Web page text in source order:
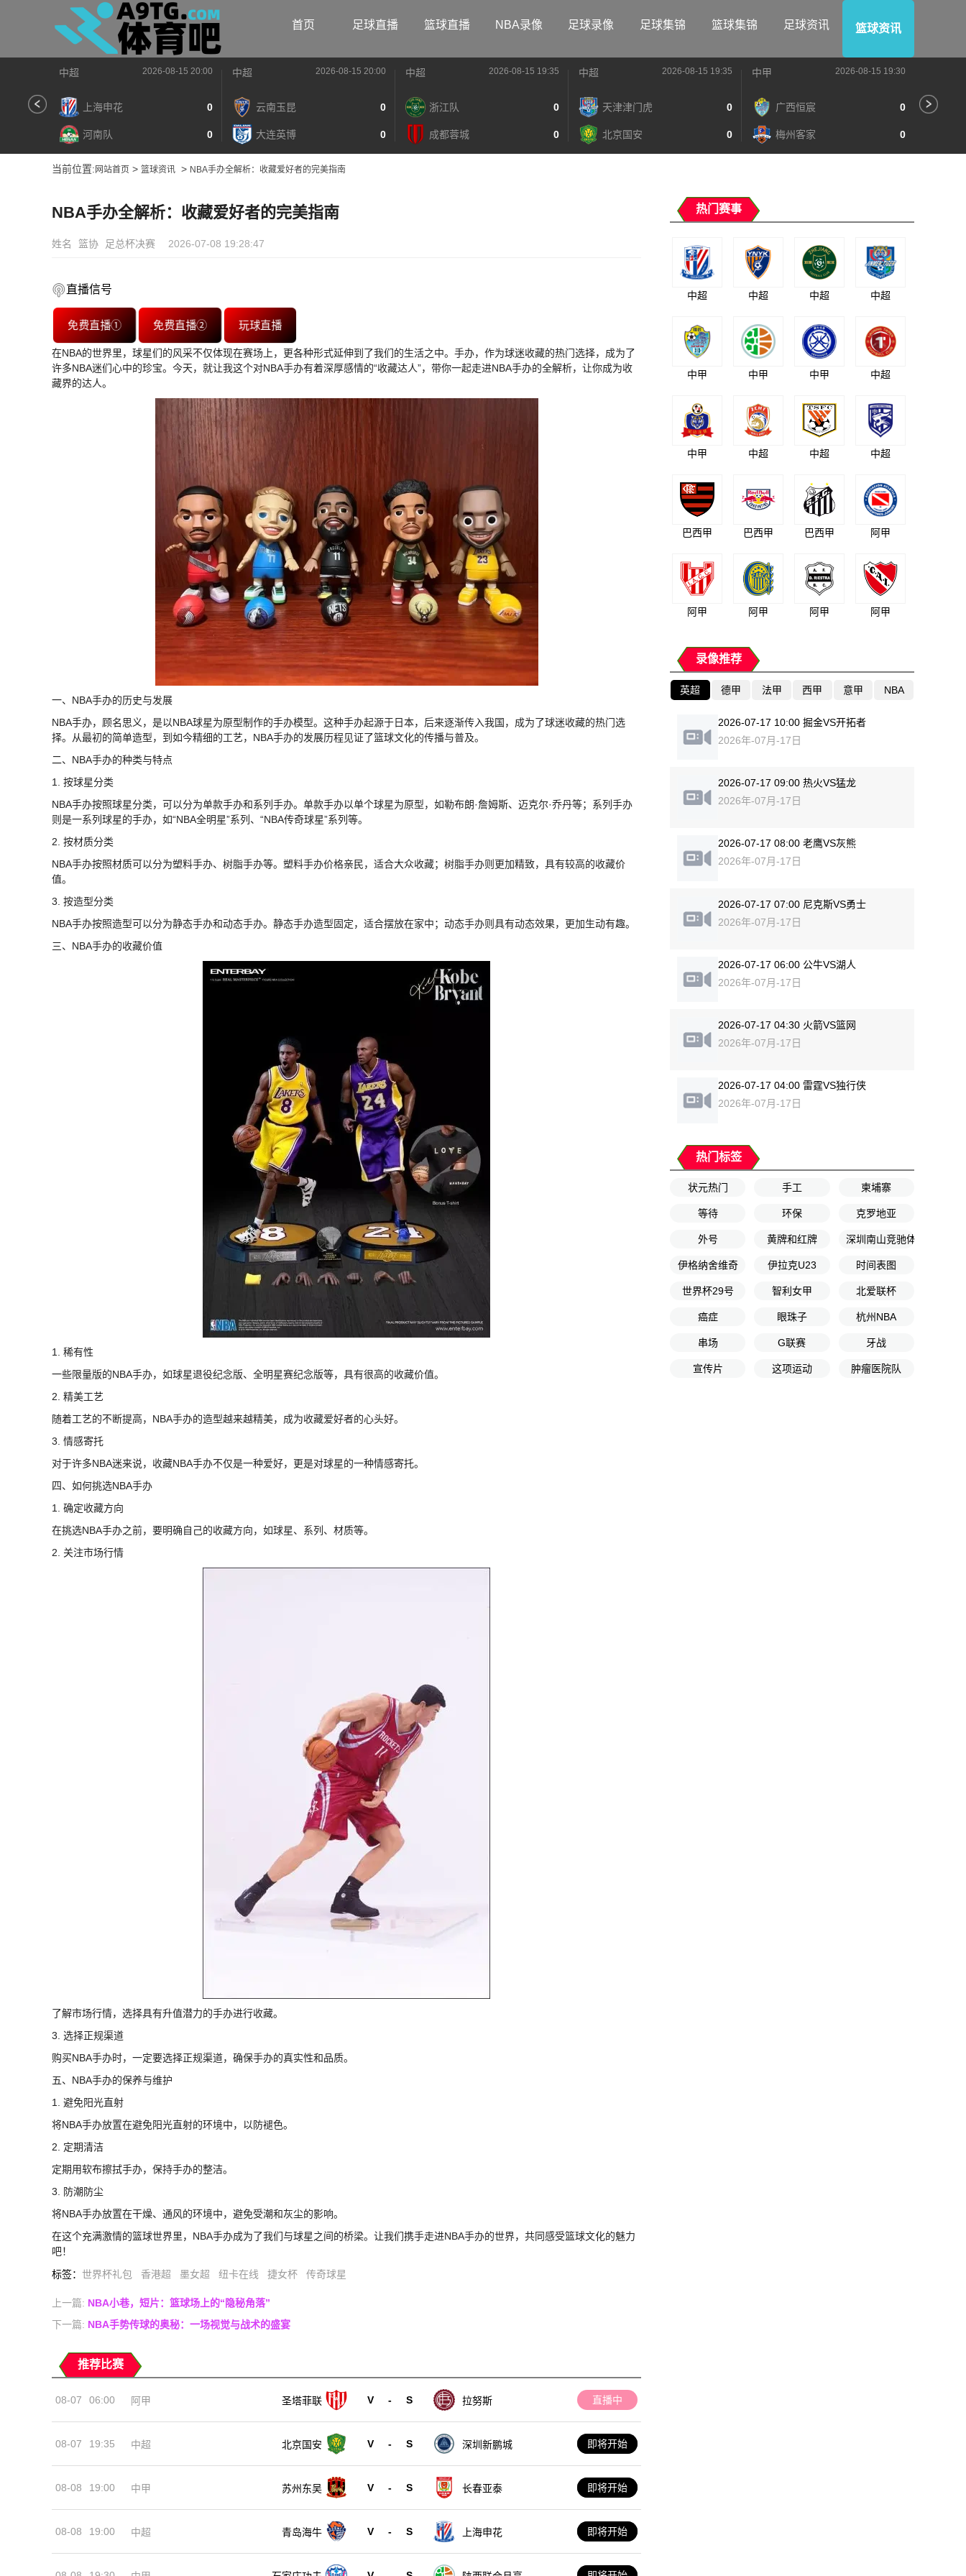
首页 足球直播 篮球直播 NBA录像 足球录像 足球集锦 篮球集锦 足球资讯 篮球资讯
中超 2026-08-15 20:00
上海申花 0
河南队 0
中超 2026-08-15 20:00
云南玉昆 0
大连英博 0
中超 2026-08-15 19:35
浙江队 0
成都蓉城 0
中超 2026-08-15 19:35
天津津门虎 0
北京国安 0
中甲 2026-08-15 19:30
广西恒宸 0
梅州客家 0
当前位置: 网站首页 > 篮球资讯 > NBA手办全解析：收藏爱好者的完美指南
NBA手办全解析：收藏爱好者的完美指南
姓名 篮协 足总杯决赛 2026-07-08 19:28:47
直播信号
免费直播① 免费直播② 玩球直播
在NBA的世界里，球星们的风采不仅体现在赛场上，更各种形式延伸到了我们的生活之中。手办，作为球迷收藏的热门选择，成为了
许多NBA迷们心中的珍宝。今天，就让我这个对NBA手办有着深厚感情的“收藏达人”，带你一起走进NBA手办的全解析，让你成为收
藏界的达人。
一、NBA手办的历史与发展
NBA手办，顾名思义，是以NBA球星为原型制作的手办模型。这种手办起源于日本，后来逐渐传入我国，成为了球迷收藏的热门选
择。从最初的简单造型，到如今精细的工艺，NBA手办的发展历程见证了篮球文化的传播与普及。
二、NBA手办的种类与特点
1. 按球星分类
NBA手办按照球星分类，可以分为单款手办和系列手办。单款手办以单个球星为原型，如勒布朗·詹姆斯、迈克尔·乔丹等；系列手办
则是一系列球星的手办，如“NBA全明星”系列、“NBA传奇球星”系列等。
2. 按材质分类
NBA手办按照材质可以分为塑料手办、树脂手办等。塑料手办价格亲民，适合大众收藏；树脂手办则更加精致，具有较高的收藏价
值。
3. 按造型分类
NBA手办按照造型可以分为静态手办和动态手办。静态手办造型固定，适合摆放在家中；动态手办则具有动态效果，更加生动有趣。
三、NBA手办的收藏价值
1. 稀有性
一些限量版的NBA手办，如球星退役纪念版、全明星赛纪念版等，具有很高的收藏价值。
2. 精美工艺
随着工艺的不断提高，NBA手办的造型越来越精美，成为收藏爱好者的心头好。
3. 情感寄托
对于许多NBA迷来说，收藏NBA手办不仅是一种爱好，更是对球星的一种情感寄托。
四、如何挑选NBA手办
1. 确定收藏方向
在挑选NBA手办之前，要明确自己的收藏方向，如球星、系列、材质等。
2. 关注市场行情
了解市场行情，选择具有升值潜力的手办进行收藏。
3. 选择正规渠道
购买NBA手办时，一定要选择正规渠道，确保手办的真实性和品质。
五、NBA手办的保养与维护
1. 避免阳光直射
将NBA手办放置在避免阳光直射的环境中，以防褪色。
2. 定期清洁
定期用软布擦拭手办，保持手办的整洁。
3. 防潮防尘
将NBA手办放置在干燥、通风的环境中，避免受潮和灰尘的影响。
在这个充满激情的篮球世界里，NBA手办成为了我们与球星之间的桥梁。让我们携手走进NBA手办的世界，共同感受篮球文化的魅力
吧！
标签： 世界杯礼包 香港超 墨女超 纽卡在线 捷女杯 传奇球星
上一篇: NBA小巷，短片：篮球场上的“隐秘角落”
下一篇: NBA手势传球的奥秘：一场视觉与战术的盛宴
推荐比赛
08-07 06:00 阿甲 圣塔菲联 V - S 拉努斯 直播中
08-07 19:35 中超 北京国安 V - S 深圳新鹏城 即将开始
08-08 19:00 中甲 苏州东吴 V - S 长春亚泰 即将开始
08-08 19:00 中超 青岛海牛 V - S 上海申花 即将开始
热门赛事
中超 中超 中超 中超
中甲 中甲 中甲 中超
中甲 中超 中超 中超
巴西甲 巴西甲 巴西甲 阿甲
阿甲 阿甲 阿甲 阿甲
录像推荐
英超 德甲 法甲 西甲 意甲 NBA
2026-07-17 10:00 掘金VS开拓者
2026年-07月-17日
2026-07-17 09:00 热火VS猛龙
2026年-07月-17日
2026-07-17 08:00 老鹰VS灰熊
2026年-07月-17日
2026-07-17 07:00 尼克斯VS勇士
2026年-07月-17日
2026-07-17 06:00 公牛VS湖人
2026年-07月-17日
2026-07-17 04:30 火箭VS篮网
2026年-07月-17日
2026-07-17 04:00 雷霆VS独行侠
2026年-07月-17日
热门标签
状元热门 手工 柬埔寨
等待 环保 克罗地亚
外号 黄牌和红牌 深圳南山竞驰体育
伊格纳舍维奇 伊拉克U23 时间表图
世界杯29号 智利女甲 北爱联杯
癌症 眼珠子 杭州NBA
串场 G联赛 牙战
宣传片 这项运动 肿瘤医院队